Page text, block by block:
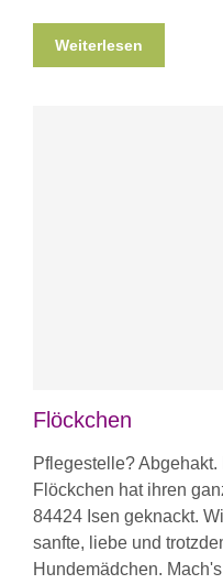
Weiterlesen
Flöckchen
Pflegestelle?
Flöckchen hat ihren
84424 Isen geknackt.
sanfte, liebe und
Hundemädchen.